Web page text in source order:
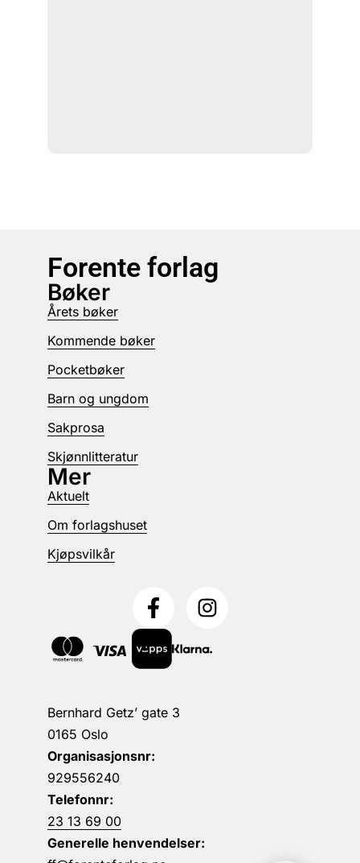
Forente forlag
Bernhard Getz’ gate 3
0165 Oslo
Organisasjonsnr:
929556240
Telefonnr:
23 13 69 00
Generelle henvendelser:
Bøker
Årets bøker
Kommende bøker
Pocketbøker
Barn og ungdom
Sakprosa
Skjønnlitteratur
Mer
Aktuelt
Om forlagshuset
Kjøpsvilkår